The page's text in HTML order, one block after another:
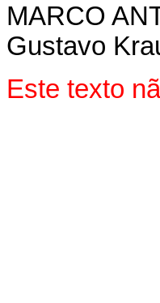
MARCO
Gustavo
Este texto